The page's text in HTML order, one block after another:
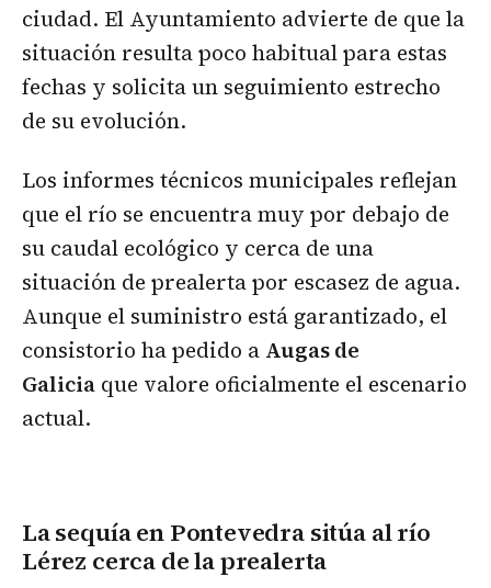
ciudad. El Ayuntamiento advierte de que la
situación resulta poco habitual para estas
fechas y solicita un seguimiento estrecho
de su evolución.
Los informes técnicos municipales reflejan
que el río se encuentra muy por debajo de
su caudal ecológico y cerca de una
situación de prealerta por escasez de agua.
Aunque el suministro está garantizado, el
consistorio ha pedido a Augas de
Galicia que valore oficialmente el escenario
actual.
La sequía en Pontevedrasitúa al río
Lérez cerca de la prealerta